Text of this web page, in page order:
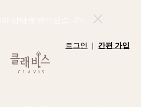
로그인 | 간편 가입